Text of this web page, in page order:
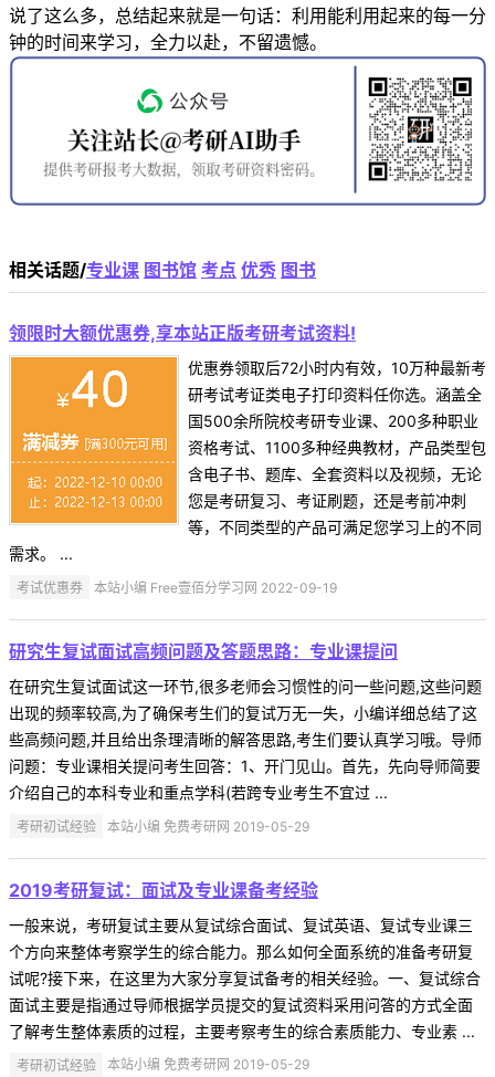
说了这么多，总结起来就是一句话：利用能利用起来的每一分
钟的时间来学习，全力以赴，不留遗憾。
相关话题/专业课 图书馆 考点 优秀 图书
领限时大额优惠券,享本站正版考研考试资料!
优惠券领取后72小时内有效，10万种最新考
研考试考证类电子打印资料任你选。涵盖全
国500余所院校考研专业课、200多种职业
资格考试、1100多种经典教材，产品类型包
含电子书、题库、全套资料以及视频，无论
您是考研复习、考证刷题，还是考前冲刺
等，不同类型的产品可满足您学习上的不同
需求。 ...
考试优惠券 本站小编 Free壹佰分学习网 2022-09-19
研究生复试面试高频问题及答题思路：专业课提问
在研究生复试面试这一环节,很多老师会习惯性的问一些问题,这些问题
出现的频率较高,为了确保考生们的复试万无一失，小编详细总结了这
些高频问题,并且给出条理清晰的解答思路,考生们要认真学习哦。导师
问题：专业课相关提问考生回答：1、开门见山。首先，先向导师简要
介绍自己的本科专业和重点学科(若跨专业考生不宜过 ...
考研初试经验 本站小编 免费考研网 2019-05-29
2019考研复试：面试及专业课备考经验
一般来说，考研复试主要从复试综合面试、复试英语、复试专业课三
个方向来整体考察学生的综合能力。那么如何全面系统的准备考研复
试呢?接下来，在这里为大家分享复试备考的相关经验。一、复试综合
面试主要是指通过导师根据学员提交的复试资料采用问答的方式全面
了解考生整体素质的过程，主要考察考生的综合素质能力、专业素 ...
考研初试经验 本站小编 免费考研网 2019-05-29